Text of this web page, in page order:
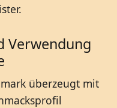
Verwendung
überzeugt mit